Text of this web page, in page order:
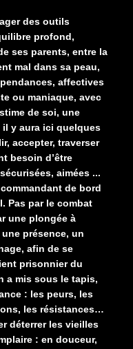
des outils
profond,
ses parents, entre la
mal dans sa peau,
affectives
ou maniaque, avec
de soi, une
y aura ici quelques
accepter, traverser
besoin d’être
aimées ...
de bord
Pas par le combat
une plongée à
présence, un
afin de se
prisonnier du
a mis sous le tapis,
: les peurs, les
les résistances…
déterrer les vieilles
: en douceur,